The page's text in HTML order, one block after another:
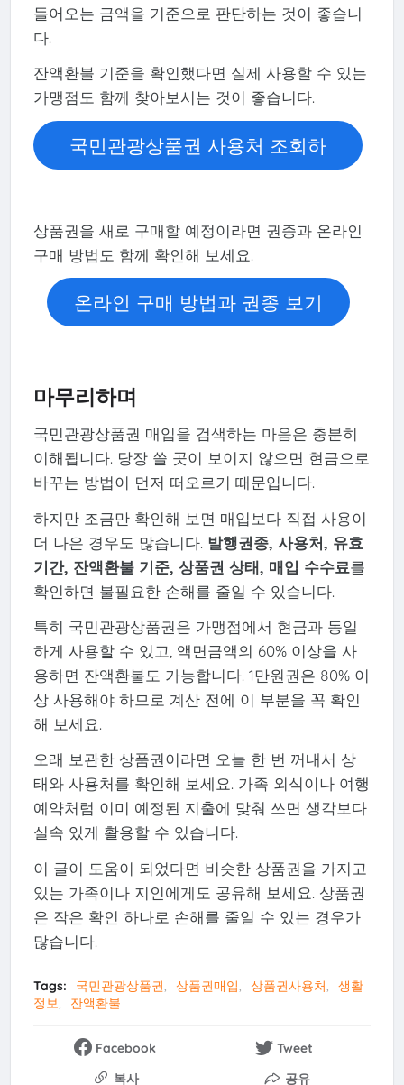
들어오는 금액을 기준으로 판단하는 것이 좋습니
다.
잔액환불 기준을 확인했다면 실제 사용할 수 있는
가맹점도 함께 찾아보시는 것이 좋습니다.
국민관광상품권 사용처 조회하
상품권을 새로 구매할 예정이라면 권종과 온라인
구매 방법도 함께 확인해 보세요.
온라인 구매 방법과 권종 보기
마무리하며
국민관광상품권 매입을 검색하는 마음은 충분히
이해됩니다. 당장 쓸 곳이 보이지 않으면 현금으로
바꾸는 방법이 먼저 떠오르기 때문입니다.
하지만 조금만 확인해 보면 매입보다 직접 사용이
더 나은 경우도 많습니다. 발행권종, 사용처, 유효
기간, 잔액환불 기준, 상품권 상태, 매입 수수료를
확인하면 불필요한 손해를 줄일 수 있습니다.
특히 국민관광상품권은 가맹점에서 현금과 동일
하게 사용할 수 있고, 액면금액의 60% 이상을 사
용하면 잔액환불도 가능합니다. 1만원권은 80% 이
상 사용해야 하므로 계산 전에 이 부분을 꼭 확인
해 보세요.
오래 보관한 상품권이라면 오늘 한 번 꺼내서 상
태와 사용처를 확인해 보세요. 가족 외식이나 여행
예약처럼 이미 예정된 지출에 맞춰 쓰면 생각보다
실속 있게 활용할 수 있습니다.
이 글이 도움이 되었다면 비슷한 상품권을 가지고
있는 가족이나 지인에게도 공유해 보세요. 상품권
은 작은 확인 하나로 손해를 줄일 수 있는 경우가
많습니다.
Tags: 국민관광상품권 상품권매입 상품권사용처
생활
정보
잔액환불
Facebook
Tweet
복사
공유